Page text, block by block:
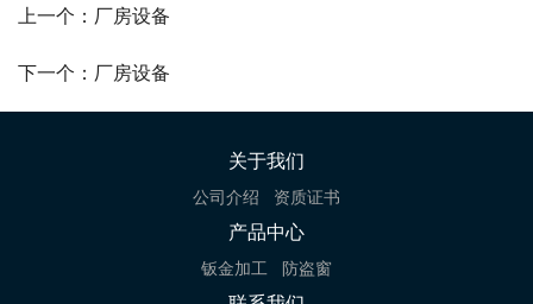
上一个：厂房设备
下一个：厂房设备
关于我们
公司介绍 资质证书
产品中心
钣金加工 防盗窗